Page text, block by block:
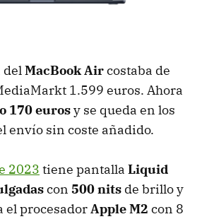
delMacBook Aircostaba de
1.599 euros. Ahora
170 eurosy se queda en los
envío sin coste añadido.
2023 tiene pantalla Liquid
con 500 nits de brillo y
el procesadorApple M2 con 8